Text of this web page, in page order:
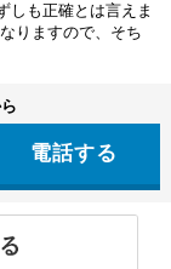
しも正確とは言えま
りますので、そち
電話する